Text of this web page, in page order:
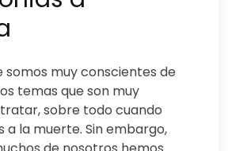
somos muy conscientes de
temas que son muy
sobre todo cuando
a la muerte. Sin embargo,